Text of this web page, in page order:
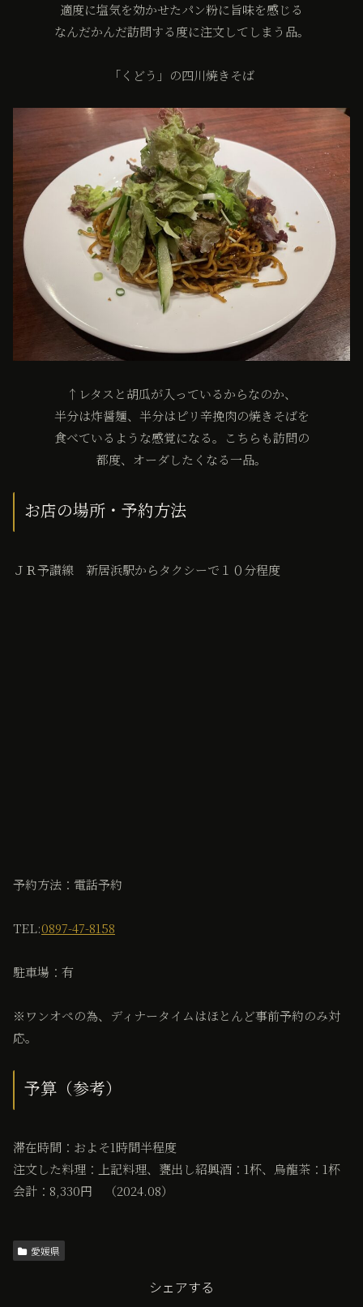
適度に塩気を効かせたパン粉に旨味を感じる
なんだかんだ訪問する度に注文してしまう品。
「くどう」の四川焼きそば
↑レタスと胡瓜が入っているからなのか、
半分は炸醤麺、半分はピリ辛挽肉の焼きそばを
食べているような感覚になる。こちらも訪問の
都度、オーダしたくなる一品。
お店の場所・予約方法
ＪＲ予讃線 新居浜駅からタクシーで１０分程度
予約方法：電話予約
TEL:0897-47-8158
駐車場：有
※ワンオペの為、ディナータイムはほとんど事前予約のみ対
応。
予算（参考）
滞在時間：およそ1時間半程度
注文した料理：上記料理、甕出し紹興酒：1杯、烏龍茶：1杯
会計：8,330円 （2024.08）
愛媛県
シェアする